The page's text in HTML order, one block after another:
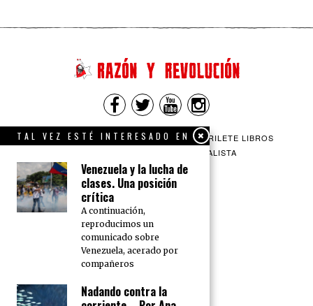
QUIENES SOMOS CONTACTO
BARRILETE LIBROS
VÍA SOCIALISTA
TAL VEZ ESTÉ INTERESADO EN
Venezuela y la lucha de
clases. Una posición
crítica
A continuación,
reproducimos un
comunicado sobre
Venezuela, acerado por
compañeros
Nadando contra la